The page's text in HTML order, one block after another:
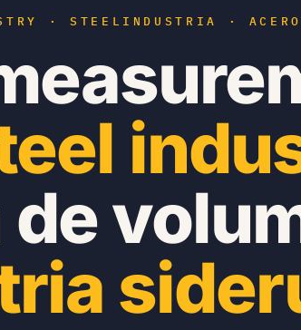
· STEEL INDUSTRIA · ACERO